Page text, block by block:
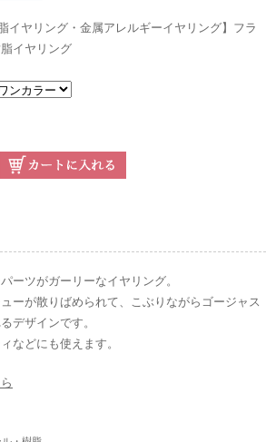
イヤリング・金属アレルギーイヤリング】フラ
イヤリング
ーツがガーリーなイヤリング。
ーが散りばめられて、こぶりながらゴージャス
デザインです。
などにも使えます。